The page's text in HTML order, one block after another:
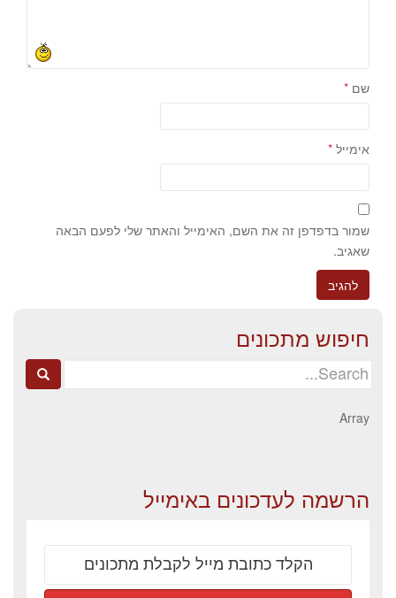
שם *
אימייל *
שמור בדפדפן זה את השם, האימייל והאתר שלי לפעם הבאה
שאגיב.
חיפוש מתכונים
Search
Array
הרשמה לעדכונים באימייל